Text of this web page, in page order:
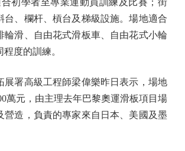
台、欄杆、槓台及梯級設施。場地適合
輪滑、自由花式滑板車、自由花式小輪
度的訓練。
署高級工程師梁偉樂昨日表示，場地
萬元，由主理去年巴黎奧運滑板項目場
營造，負責的專家來自日本、美國及墨